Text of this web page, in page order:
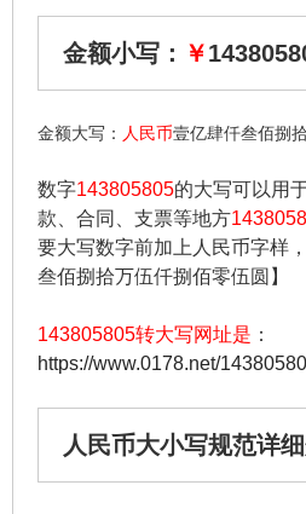
金额小写： ￥
金额大写： 人民币壹亿肆仟叁佰捌
数字143805805的大写可以用
款、合同、支票等地方
要大写数字前加上人民币字样
叁佰捌拾万伍仟捌佰零伍圆】
143805805转大写网址是 ：
https://www.0178.net/
人民币大小写规范详